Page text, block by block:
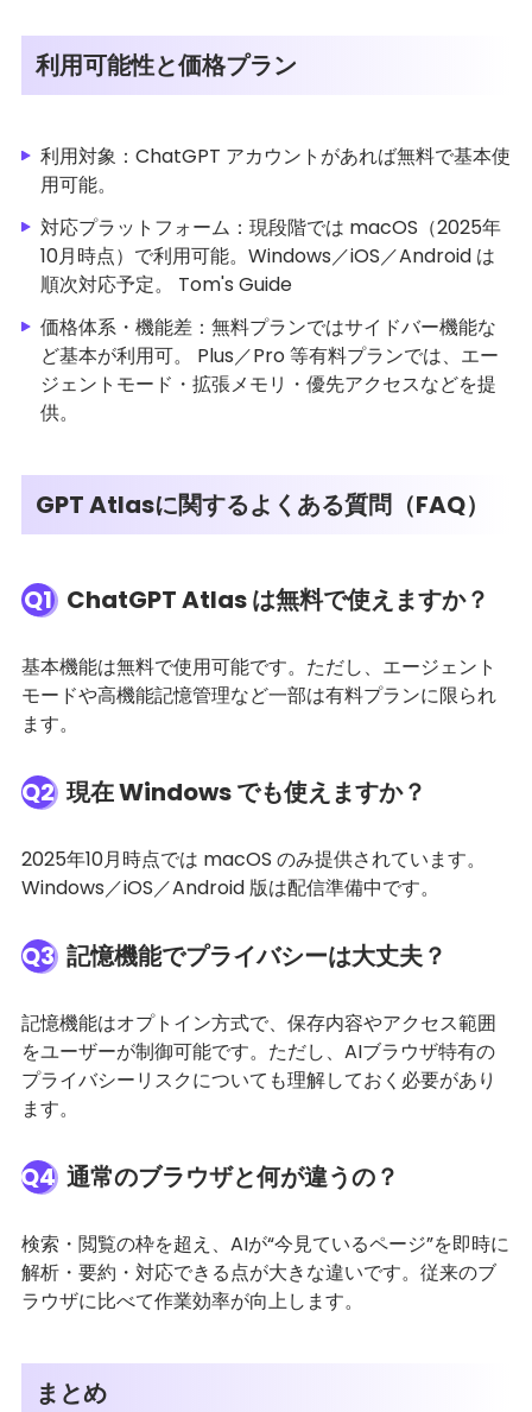
利用可能性と価格プラン
利用対象：ChatGPT アカウントがあれば無料で基本使
用可能。
対応プラットフォーム：現段階では macOS（2025年
10月時点）で利用可能。Windows／iOS／Android は
順次対応予定。 Tom's Guide
価格体系・機能差：無料プランではサイドバー機能な
ど基本が利用可。 Plus／Pro 等有料プランでは、エー
ジェントモード・拡張メモリ・優先アクセスなどを提
供。
GPT Atlasに関するよくある質問（FAQ）
Q1 ChatGPT Atlas は無料で使えますか？
基本機能は無料で使用可能です。ただし、エージェント
モードや高機能記憶管理など一部は有料プランに限られ
ます。
Q2 現在 Windows でも使えますか？
2025年10月時点では macOS のみ提供されています。
Windows／iOS／Android 版は配信準備中です。
Q3 記憶機能でプライバシーは大丈夫？
記憶機能はオプトイン方式で、保存内容やアクセス範囲
をユーザーが制御可能です。ただし、AIブラウザ特有の
プライバシーリスクについても理解しておく必要があり
ます。
Q4 通常のブラウザと何が違うの？
検索・閲覧の枠を超え、AIが“今見ているページ”を即時に
解析・要約・対応できる点が大きな違いです。従来のブ
ラウザに比べて作業効率が向上します。
まとめ